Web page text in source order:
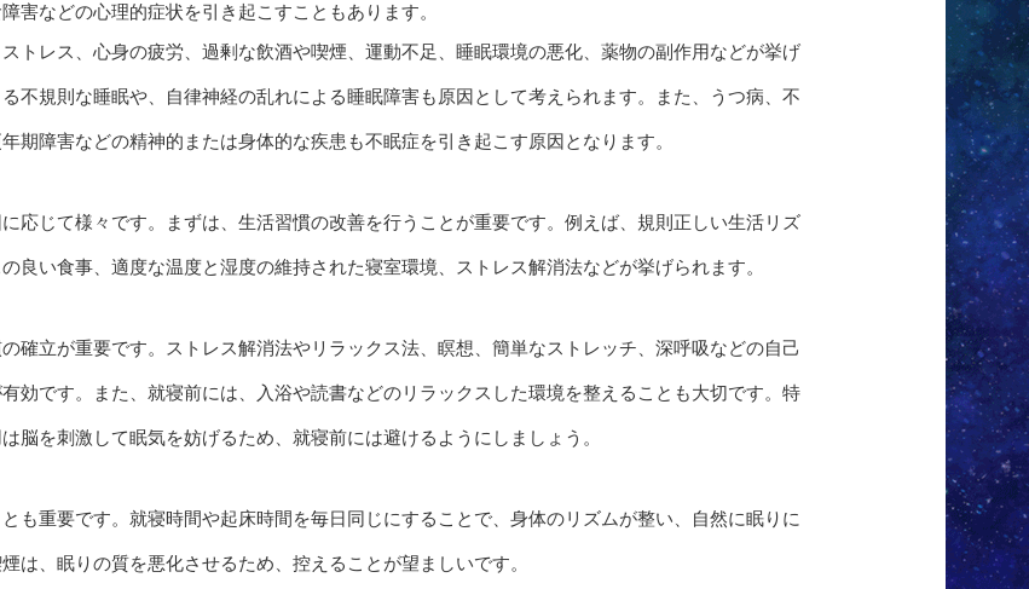
害などの心理的症状を引き起こすこともあります。
トレス、心身の疲労、過剰な飲酒や喫煙、運動不足、睡眠環境の悪化、薬物の副作用などが挙げ
不規則な睡眠や、自律神経の乱れによる睡眠障害も原因として考えられます。また、うつ病、不
期障害などの精神的または身体的な疾患も不眠症を引き起こす原因となります。
応じて様々です。まずは、生活習慣の改善を行うことが重要です。例えば、規則正しい生活リズ
良い食事、適度な温度と湿度の維持された寝室環境、ストレス解消法などが挙げられます。
確立が重要です。ストレス解消法やリラックス法、瞑想、簡単なストレッチ、深呼吸などの自己
効です。また、就寝前には、入浴や読書などのリラックスした環境を整えることも大切です。特
脳を刺激して眠気を妨げるため、就寝前には避けるようにしましょう。
も重要です。就寝時間や起床時間を毎日同じにすることで、身体のリズムが整い、自然に眠りに
は、眠りの質を悪化させるため、控えることが望ましいです。